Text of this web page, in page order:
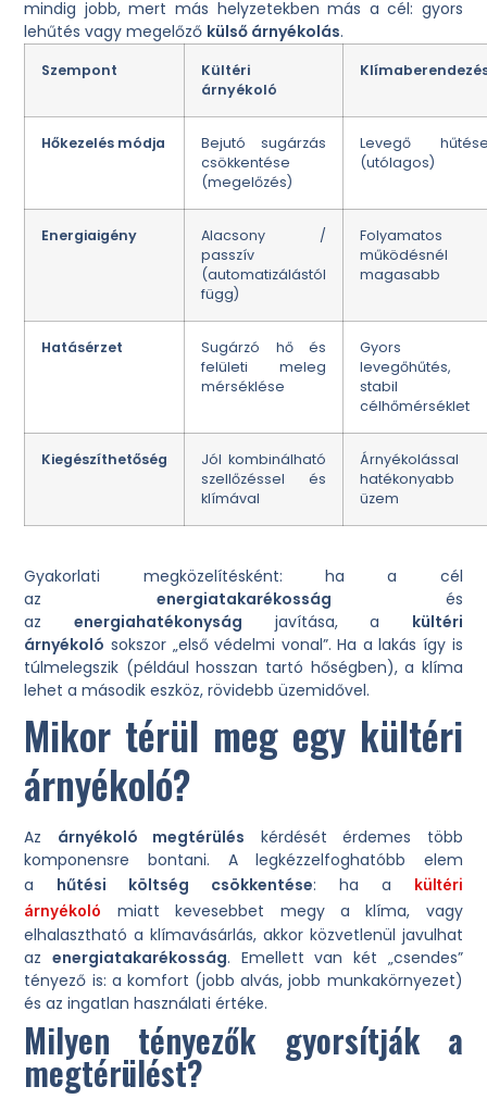
mindig jobb, mert más helyzetekben más a cél: gyors
lehűtés vagy megelőző külső árnyékolás.
Szempont
Kültéri
árnyékoló
Hőkezelés módja
Bejutó sugárzás
csökkentése
(megelőzés)
Levegő
(utólagos)
Energiaigény
Alacsony /
passzív
(automatizálástól
függ)
Folyamatos
működésnél
magasabb
Hatásérzet
Sugárzó hő és
felületi meleg
mérséklése
Gyors
levegőhűtés,
stabil
célhőmérséklet
Kiegészíthetőség
Jól kombinálható
szellőzéssel és
klímával
Árnyékolással
hatékonyabb
üzem
Gyakorlati megközelítésként: ha a cél
az energiatakarékosság és
az energiahatékonyság javítása, a kültéri
árnyékoló sokszor „első védelmi vonal”. Ha a lakás így is
túlmelegszik (például hosszan tartó hőségben), a klíma
lehet a második eszköz, rövidebb üzemidővel.
Mikor térül meg egy kültéri
árnyékoló?
Az árnyékoló megtérülés kérdését érdemes több
komponensre bontani. A legkézzelfoghatóbb elem
a hűtési költség csökkentése: ha a
kültéri
árnyékoló
miatt kevesebbet megy a klíma, vagy
elhalasztható a klímavásárlás, akkor közvetlenül javulhat
azenergiatakarékosság. Emellett van két „csendes”
tényező is: a komfort (jobb alvás, jobb munkakörnyezet)
és az ingatlan használati értéke.
Milyen tényezők gyorsítják a
megtérülést?